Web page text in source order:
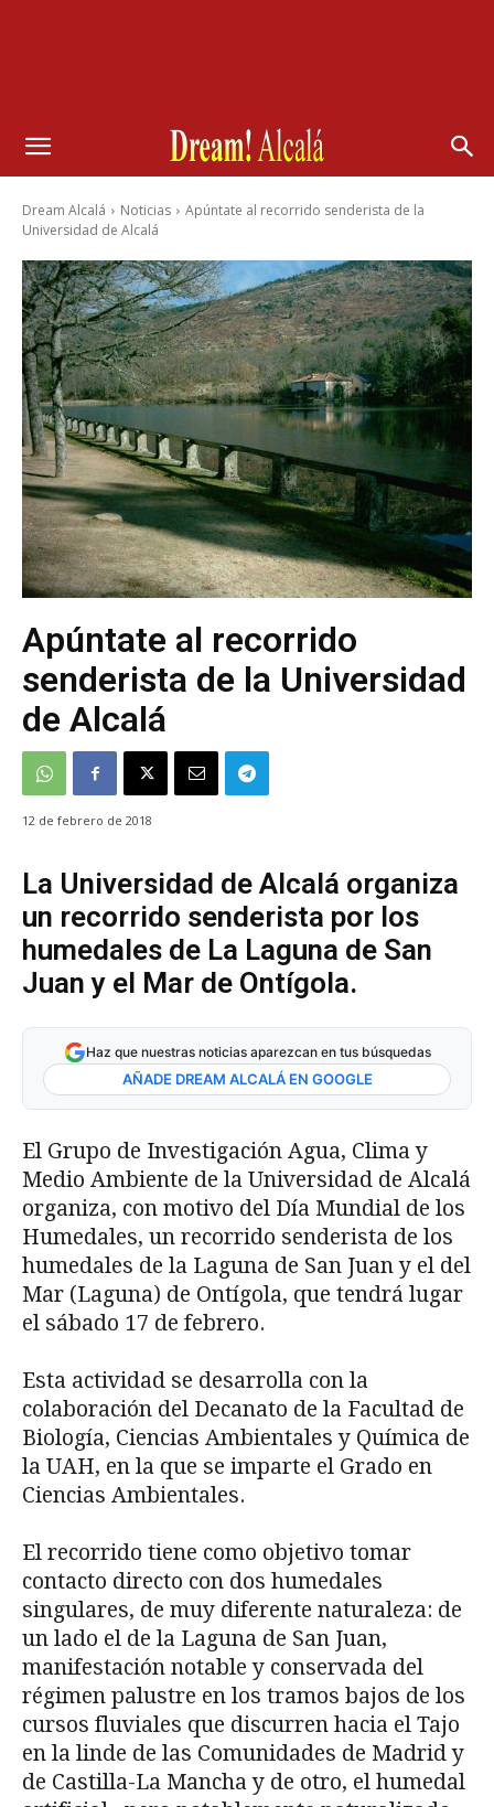
Dream Alcalá Noticias
Apúntate al recorrido senderista de la
Universidad de Alcalá
Apúntate al recorrido
senderista de la Universidad
de Alcalá
12 de febrero de 2018
La Universidad de Alcalá organiza
un recorrido senderista por los
humedales de La Laguna de San
Juan y el Mar de Ontígola.
Haz que nuestras noticias aparezcan en tus búsquedas
AÑADE DREAM ALCALÁ EN GOOGLE
El Grupo de Investigación Agua, Clima y
Medio Ambiente de la Universidad de Alcalá
organiza, con motivo del Día Mundial de los
Humedales, un recorrido senderista de los
humedales de la Laguna de San Juan y el del
Mar (Laguna) de Ontígola, que tendrá lugar
el sábado 17 de febrero.
Esta actividad se desarrolla con la
colaboración del Decanato de la Facultad de
Biología, Ciencias Ambientales y Química de
la UAH, en la que se imparte el Grado en
Ciencias Ambientales.
El recorrido tiene como objetivo tomar
contacto directo con dos humedales
singulares, de muy diferente naturaleza: de
un lado el de la Laguna de San Juan,
manifestación notable y conservada del
régimen palustre en los tramos bajos de los
cursos fluviales que discurren hacia el Tajo
en la linde de las Comunidades de Madrid y
de Castilla-La Mancha y de otro, el humedal